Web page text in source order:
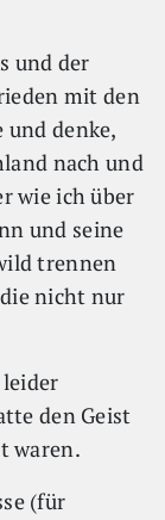
und der
mit den
und denke,
nach und
wie ich über
und seine
trennen
nicht nur
den Geist
waren.
(für